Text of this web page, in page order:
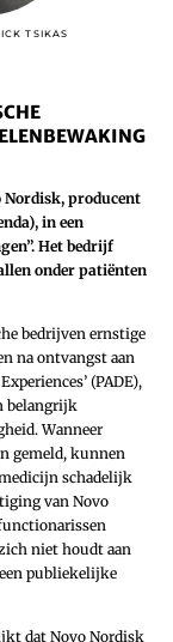
TSIKAS
Nordisk, producent
in een
Het bedrijf
onder patiënten
bedrijven ernstige
na ontvangst aan
(PADE),
belangrijk
Wanneer
gemeld, kunnen
schadelijk
van Novo
niet houdt aan
een publiekelijke
dat Novo Nordisk